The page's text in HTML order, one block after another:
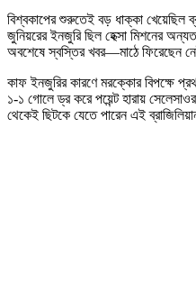
বিশ্বকাপের শুরুতেই বড় ধাক্কা খেয়েছিল
জুনিয়রের ইনজুরি ছিল হেক্সা মিশনের
অবশেষে স্বস্তির খবর—মাঠে ফিরেছেন
কাফ ইনজুরির কারণে মরক্কোর বিপক্ষে
১-১ গোলে ড্র করে পয়েন্ট হারায়
থেকেই ছিটকে যেতে পারেন এই